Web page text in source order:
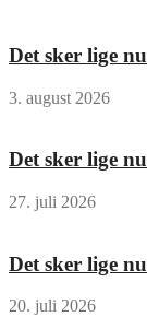
Det sker lige
3. august 2026
Det sker lige
27. juli 2026
Det sker lige
20. juli 2026